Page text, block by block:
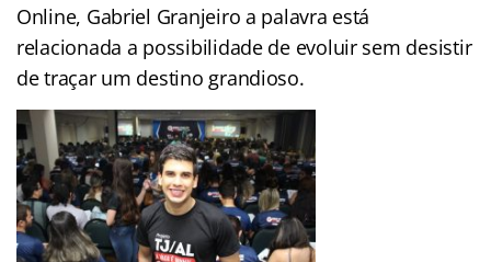
Online, Gabriel Granjeiro a palavra está
relacionada a possibilidade de evoluir sem desistir
de traçar um destino grandioso.